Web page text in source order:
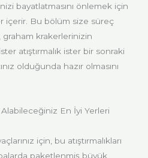
bayatlatmasını önlemek için
içerir. Bu bölüm size süreç
krakerlerinizin
atıştırmalık ister bir sonraki
olduğunda hazır olmasını
En İyi Yerleri
için, bu atıştırmalıkları
paketlenmiş büyük